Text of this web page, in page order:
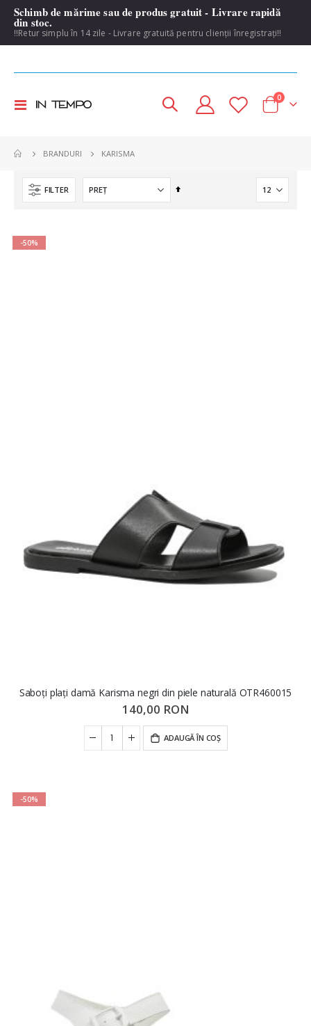
Schimb de mărime sau de produs gratuit - Livrare rapidă
din stoc.
!!Retur simplu în 14 zile - Livrare gratuită pentru clienții înregistrați!!
Toggle
Cart
0items
BRANDURI KARISMA
FILTER
Set
-50%
Saboți plați damă Karisma negri din piele naturală OTR460015
140,00 RON
ADAUGĂ ÎN COȘ
-50%